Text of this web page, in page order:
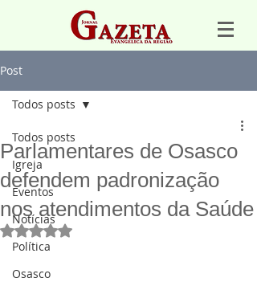
Post
Todos posts
Igreja
Eventos
Notícias
Política
Osasco
Todos posts
Parlamentares de Osasco
defendem padronização
nos atendimentos da Saúde
Avaliado com NaN de 5 estrelas.